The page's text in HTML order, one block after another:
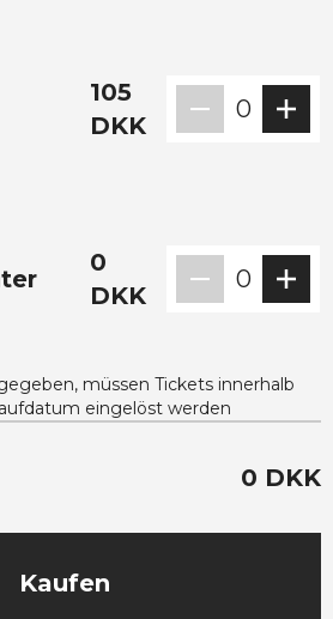
105
DKK
0
0
DKK
0
müssen Tickets innerhalb
eingelöst werden
0 DKK
Kaufen